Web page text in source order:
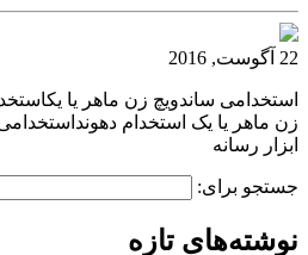
22 آگوست, 2016
استخدامی ساندویچ زن ماهر یا
زن ماهر یا یک استخدام
ابزار رسانه
جستجو برای:
نوشته‌های تازه